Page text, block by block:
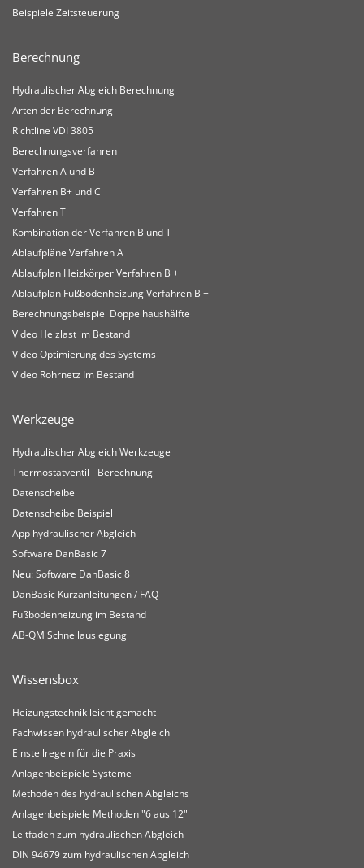
Beispiele Zeitsteuerung
Berechnung
Hydraulischer Abgleich Berechnung
Arten der Berechnung
Richtline VDI 3805
Berechnungsverfahren
Verfahren A und B
Verfahren B+ und C
Verfahren T
Kombination der Verfahren B und T
Ablaufpläne Verfahren A
Ablaufplan Heizkörper Verfahren B +
Ablaufplan Fußbodenheizung Verfahren B +
Berechnungsbeispiel Doppelhaushälfte
Video Heizlast im Bestand
Video Optimierung des Systems
Video Rohrnetz Im Bestand
Werkzeuge
Hydraulischer Abgleich Werkzeuge
Thermostatventil - Berechnung
Datenscheibe
Datenscheibe Beispiel
App hydraulischer Abgleich
Software DanBasic 7
Neu: Software DanBasic 8
DanBasic Kurzanleitungen / FAQ
Fußbodenheizung im Bestand
AB-QM Schnellauslegung
Wissensbox
Heizungstechnik leicht gemacht
Fachwissen hydraulischer Abgleich
Einstellregeln für die Praxis
Anlagenbeispiele Systeme
Methoden des hydraulischen Abgleichs
Anlagenbeispiele Methoden "6 aus 12"
Leitfaden zum hydraulischen Abgleich
DIN 94679 zum hydraulischen Abgleich